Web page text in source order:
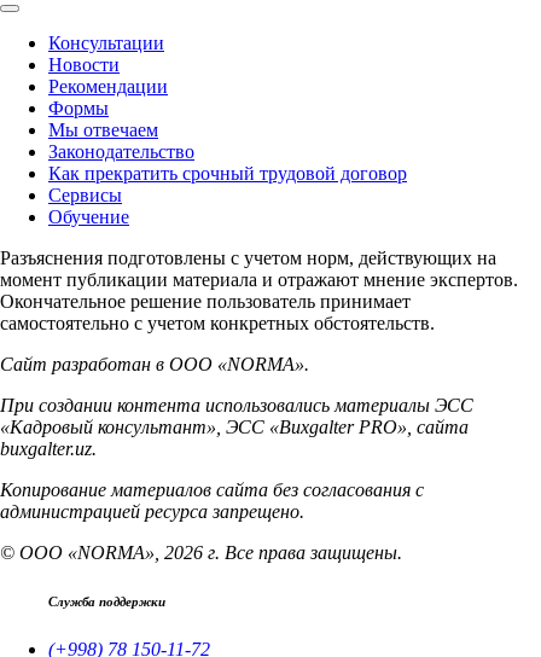
Консультации
Новости
Рекомендации
Формы
Мы отвечаем
Законодательство
Как прекратить срочный трудовой договор
Сервисы
Обучение
Разъяснения подготовлены с учетом норм, действующих на
момент публикации материала и отражают мнение экспертов.
Окончательное решение пользователь принимает
самостоятельно с учетом конкретных обстоятельств.
Сайт разработан в ООО «NORMA».
При создании контента использовались материалы ЭСС
«Кадровый консультант», ЭСС «Buxgalter PRO», сайта
buxgalter.uz.
Копирование материалов сайта без согласования с
администрацией ресурса запрещено.
© ООО «NORMA», 2026 г. Все права защищены.
Служба поддержки
(+998) 78 150-11-72